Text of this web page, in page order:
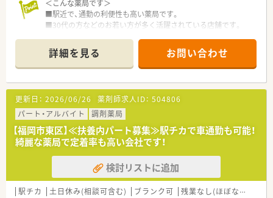
＜こんな薬局です＞
■駅近で、通勤の利便性も高い薬局です。
■30代の方などのお若い方が多く活躍されている店舗です。
■比較的スピードが求められる店舗です。
。
＜こんな会社です＞
■福岡県ほか全国に約100店舗（関連会社店舗含む）展開中のチ
ェーン薬局で地域に密着した調剤専門のチェーン店として発展
している会社です。
■新規開局のほか、M&Aも行っており、毎年着実に店舗数を伸ば
しています。
■調剤薬局、医薬品販売、介護用品販売・リースなど幅広く事業を
行っています。
＜働きやすい職場環境＞
■社員の定着率が非常に高く、特に福岡では評判のよい会社で
詳細を見る お問い合わせ
更新日： 2026/06/26 薬剤師求人ID： 504806
パート・アルバイト
調剤薬局
【福岡市東区】≪扶養内パート募集≫駅チカで車通勤も可能！
綺麗な薬局で定着率も高い会社です！
検討リストに追加
駅チカ 土日休み(相談可含む) ブランク可 残業なし(ほぼなし含む)